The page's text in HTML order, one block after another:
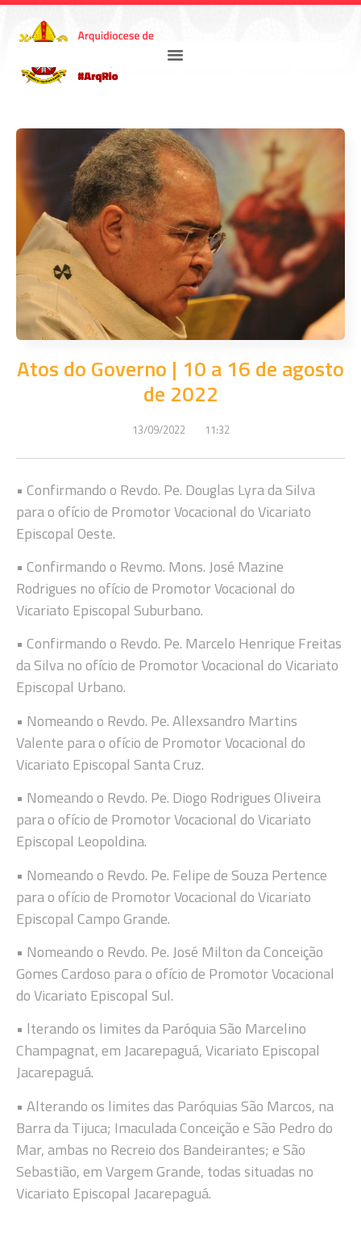
Atos do Governo | 10 a 16 de agosto
de 2022
13/09/2022 11:32
• Confirmando o Revdo. Pe. Douglas Lyra da Silva
para o ofício de Promotor Vocacional do Vicariato
Episcopal Oeste.
• Confirmando o Revmo. Mons. José Mazine
Rodrigues no ofício de Promotor Vocacional do
Vicariato Episcopal Suburbano.
• Confirmando o Revdo. Pe. Marcelo Henrique Freitas
da Silva no ofício de Promotor Vocacional do Vicariato
Episcopal Urbano.
• Nomeando o Revdo. Pe. Allexsandro Martins
Valente para o ofício de Promotor Vocacional do
Vicariato Episcopal Santa Cruz.
• Nomeando o Revdo. Pe. Diogo Rodrigues Oliveira
para o ofício de Promotor Vocacional do Vicariato
Episcopal Leopoldina.
• Nomeando o Revdo. Pe. Felipe de Souza Pertence
para o ofício de Promotor Vocacional do Vicariato
Episcopal Campo Grande.
• Nomeando o Revdo. Pe. José Milton da Conceição
Gomes Cardoso para o ofício de Promotor Vocacional
do Vicariato Episcopal Sul.
• lterando os limites da Paróquia São Marcelino
Champagnat, em Jacarepaguá, Vicariato Episcopal
Jacarepaguá.
• Alterando os limites das Paróquias São Marcos, na
Barra da Tijuca; Imaculada Conceição e São Pedro do
Mar, ambas no Recreio dos Bandeirantes; e São
Sebastião, em Vargem Grande, todas situadas no
Vicariato Episcopal Jacarepaguá.